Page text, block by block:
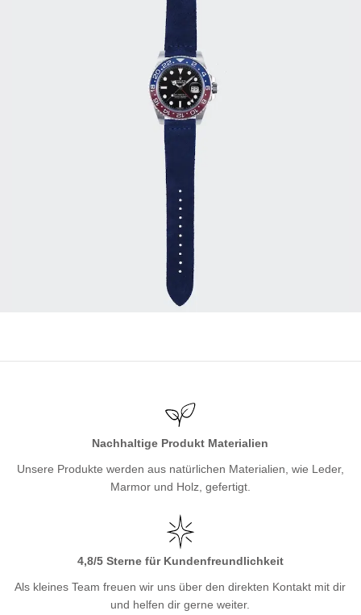
Nachhaltige Produkt Materialien
Unsere Produkte werden aus natürlichen Materialien, wie Leder,
Marmor und Holz, gefertigt.
4,8/5 Sterne für Kundenfreundlichkeit
Als kleines Team freuen wir uns über den direkten Kontakt mit dir
und helfen dir gerne weiter.